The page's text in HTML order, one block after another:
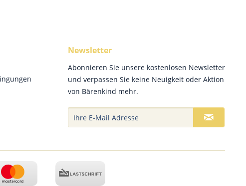
Newsletter
Abonnieren Sie unsere kostenlosen Newsletter
und verpassen Sie keine Neuigkeit oder Aktion
von Bärenkind mehr.